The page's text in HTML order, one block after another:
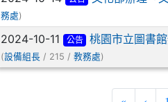
務處)
2024-10-11 公告 桃園市立圖書
(設備組長/ 215 / 教務處)